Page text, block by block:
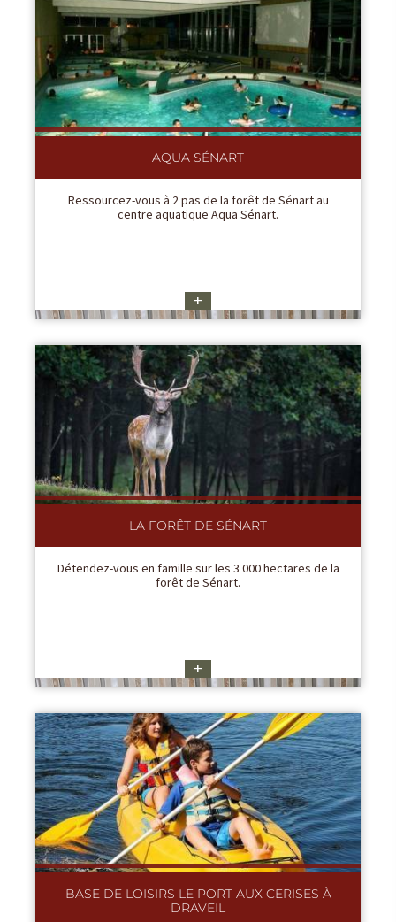
AQUA SÉNART
Ressourcez-vous à 2 pas de la forêt de Sénart au
centre aquatique Aqua Sénart.
+
LA FORÊT DE SÉNART
Détendez-vous en famille sur les 3 000 hectares de la
forêt de Sénart.
+
BASE DE LOISIRS LE PORT AUX CERISES À
DRAVEIL